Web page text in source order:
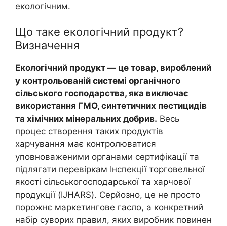
екологічним.
Що таке екологічний продукт?
Визначення
Екологічний продукт — це товар, вироблений
у контрольованій системі органічного
сільського господарства, яка виключає
використання ГМО, синтетичних пестицидів
та хімічних мінеральних добрив. Весь
процес створення таких продуктів
харчування має контролюватися
уповноваженими органами сертифікації та
підлягати перевіркам Інспекції торговельної
якості сільськогосподарської та харчової
продукції (IJHARS). Серйозно, це не просто
порожнє маркетингове гасло, а конкретний
набір суворих правил, яких виробник повинен